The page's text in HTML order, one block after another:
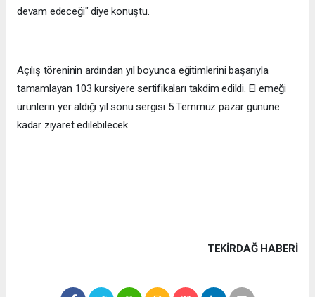
devam edeceği" diye konuştu.
Açılış töreninin ardından yıl boyunca eğitimlerini başarıyla
tamamlayan 103 kursiyere sertifikaları takdim edildi. El emeği
ürünlerin yer aldığı yıl sonu sergisi 5 Temmuz pazar gününe
kadar ziyaret edilebilecek.
TEKIRDAĞ HABERİ